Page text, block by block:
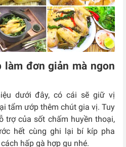
làm đơn giản mà ngon
dưới đây, có cái sẽ giữ vị
tẩm ướp thêm chút gia vị. Tuy
trợ của sốt chấm huyền thoại,
hết cùng ghi lại bí kíp pha
hấp gà hợp gu nhé.